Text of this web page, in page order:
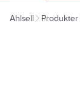
Ahlsell Produkter